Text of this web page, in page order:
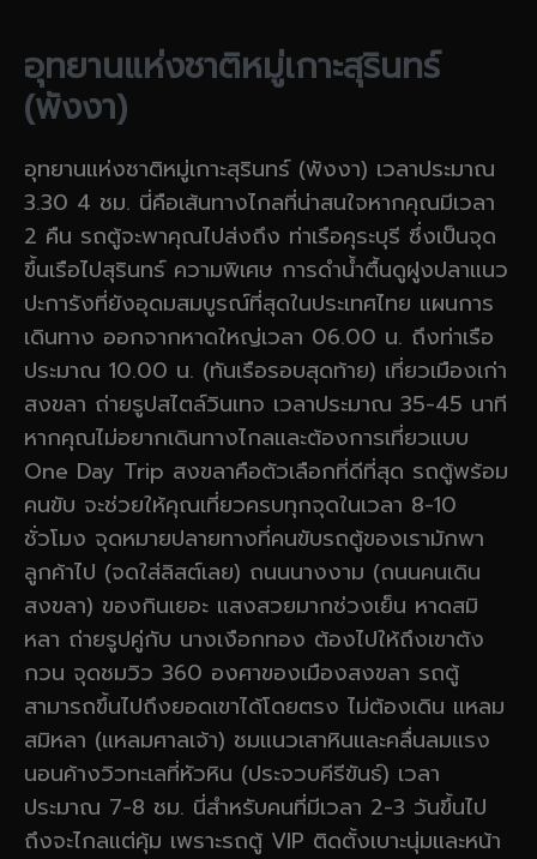
อุทยานแห่งชาติหมู่เกาะสุรินทร์
(พังงา)
อุทยานแห่งชาติหมู่เกาะสุรินทร์ (พังงา) เวลาประมาณ
3.30 4 ชม. นี่คือเส้นทางไกลที่น่าสนใจหากคุณมีเวลา
2 คืน รถตู้จะพาคุณไปส่งถึง ท่าเรือคุระบุรี ซึ่งเป็นจุด
ขึ้นเรือไปสุรินทร์ ความพิเศษ การดำน้ำตื้นดูฝูงปลาแนว
ปะการังที่ยังอุดมสมบูรณ์ที่สุดในประเทศไทย แผนการ
เดินทาง ออกจากหาดใหญ่เวลา 06.00 น. ถึงท่าเรือ
ประมาณ 10.00 น. (ทันเรือรอบสุดท้าย) เที่ยวเมืองเก่า
สงขลา ถ่ายรูปสไตล์วินเทจ เวลาประมาณ 35-45 นาที
หากคุณไม่อยากเดินทางไกลและต้องการเที่ยวแบบ
One Day Trip สงขลาคือตัวเลือกที่ดีที่สุด รถตู้พร้อม
คนขับ จะช่วยให้คุณเที่ยวครบทุกจุดในเวลา 8-10
ชั่วโมง จุดหมายปลายทางที่คนขับรถตู้ของเรามักพา
ลูกค้าไป (จดใส่ลิสต์เลย) ถนนนางงาม (ถนนคนเดิน
สงขลา) ของกินเยอะ แสงสวยมากช่วงเย็น หาดสมิ
หลา ถ่ายรูปคู่กับ นางเงือกทอง ต้องไปให้ถึงเขาตัง
กวน จุดชมวิว 360 องศาของเมืองสงขลา รถตู้
สามารถขึ้นไปถึงยอดเขาได้โดยตรง ไม่ต้องเดิน แหลม
สมิหลา (แหลมศาลเจ้า) ชมแนวเสาหินและคลื่นลมแรง
นอนค้างวิวทะเลที่หัวหิน (ประจวบคีรีขันธ์) เวลา
ประมาณ 7-8 ชม. นี่สำหรับคนที่มีเวลา 2-3 วันขึ้นไป
ถึงจะไกลแต่คุ้ม เพราะรถตู้ VIP ติดตั้งเบาะนุ่มและหน้า